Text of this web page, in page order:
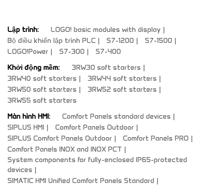
Lập trình:
LOGO! basic modules with display
Bộ điều khiển lập trình PLC
S7-1200
S7-1500
LOGO!Power
S7-300
S7-400
Khởi động mềm:
3RW30 soft starters
3RW40 soft starters
3RW44 soft starters
3RW50 soft starters
3RW52 soft starters
3RW55 soft starters
Màn hình HMI:
Comfort Panels standard devices
SIPLUS HMI
Comfort Panels Outdoor
SIPLUS Comfort Panels Outdoor
Comfort Panels PRO
Comfort Panels INOX and INOX PCT
System components for fully-enclosed IP65-protected
devices
SIMATIC HMI Unified Comfort Panels Standard